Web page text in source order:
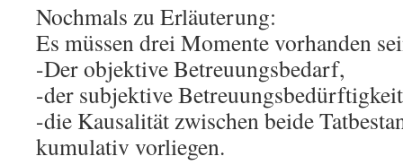
Nochmals zu Erläuterung:
Es müssen drei Momente vorhanden
-Der objektive Betreuungsbedarf,
-der subjektive Betreuungsbedürftigkeit
-die Kausalität zwischen beide
kumulativ vorliegen.